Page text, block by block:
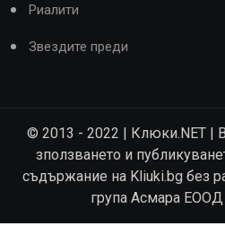
Риалити
Звездите преди
© 2013 - 2022 | Клюки.NET |
зползването и
съдържание на Kliuki.bg без
група Асмара ЕООД